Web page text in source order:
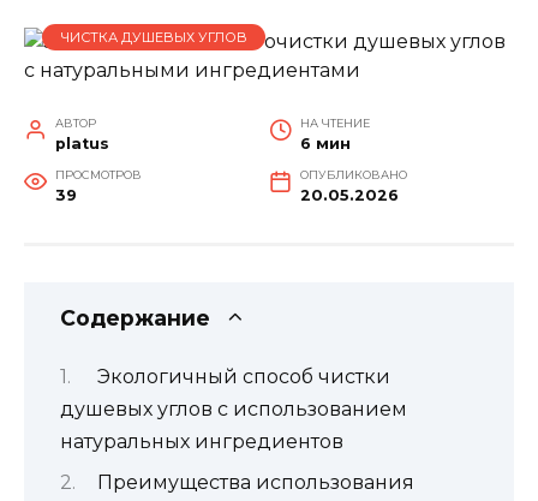
ЧИСТКА ДУШЕВЫХ УГЛОВ
АВТОР
platus
НА ЧТЕНИЕ
6 мин
ПРОСМОТРОВ
39
ОПУБЛИКОВАНО
20.05.2026
Содержание
Экологичный способ чистки
душевых углов с использованием
натуральных ингредиентов
Преимущества использования